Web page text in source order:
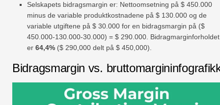
Selskapets bidragsmargin er: Nettoomsetning på $ 450.000
minus de variable produktkostnadene på $ 130.000 og de
variable utgiftene på $ 30.000 for en bidragsmargin på ($
450.000-130.000-30.000) = $ 290.000. Bidragmarginforholdet
er 64,4% ($ 290,000 delt på $ 450,000).
Bidragsmargin vs.